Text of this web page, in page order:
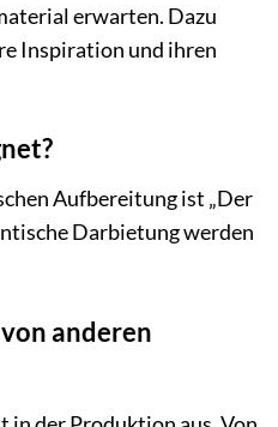
erwarten. Dazu
Inspiration und ihren
Aufbereitung ist „Der
Darbietung werden
anderen